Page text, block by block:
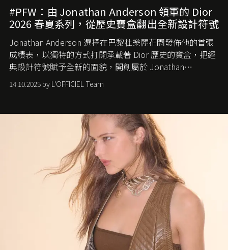
#PFW：由 Jonathan Anderson 領軍的 Dior
2026 春夏系列，從歷史寶盒翻出全新設計符號
Jonathan Anderson 選擇在巴黎杜樂麗花園發佈他的首張
成績表，以獨特的方式打開承載著 Dior 歷史的寶盒，把經
典設計符號賦予全新的面貌，開創屬於 Jonathan
Anderson 的 Dior 時代。
14.10.2025 by L'OFFICIEL Team